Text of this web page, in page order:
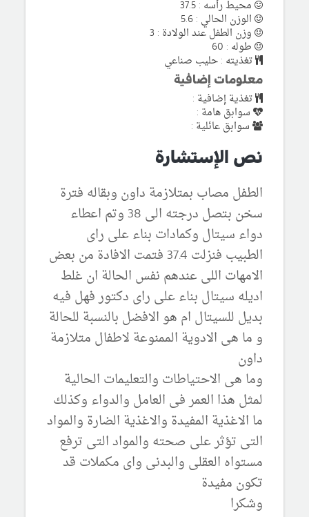
محيط رأسه : 37.5
الوزن الحالي : 5.6
وزن الطفل عند الولادة : 3
طوله : 60
تغذيته : حليب صناعي
معلومات إضافية
تغذية إضافية :
سوابق هامة :
سوابق عائلية :
نص الإستشارة
الطفل مصاب بمتلازمة داون وبقاله فترة
سخن بتصل درجته الى 38 وتم اعطاء
دواء سيتال وكمادات بناء على راى
الطبيب فنزلت 37.4 فتمت الافادة من بعض
الامهات اللى عندهم نفس الحالة ان غلط
اديله سيتال بناء على راى دكتور فهل فيه
بديل للسيتال ام هو الافضل بالنسبة للحالة
و ما هى الادوية الممنوعة لاطفال متلازمة
داون
وما هى الاحتياطات والتعليمات الحالية
لمثل هذا العمر فى العامل والدواء وكذلك
ما الاغذية المفيدة والاغذية الضارة والمواد
التى تؤثر على صحته والمواد التى ترفع
مستواه العقلى والبدنى واى مكملات قد
تكون مفيدة
وشكرا